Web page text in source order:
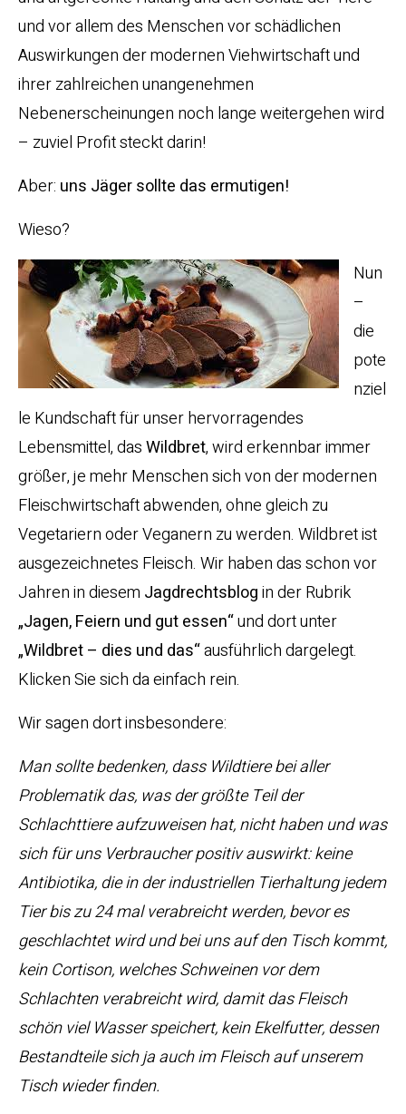
und vor allem des Menschen vor schädlichen
Auswirkungen der modernen Viehwirtschaft und
ihrer zahlreichen unangenehmen
Nebenerscheinungen noch lange weitergehen wird
– zuviel Profit steckt darin!
Aber: uns Jäger sollte das ermutigen!
Wieso?
Nun
–
die
pote
nziel
le Kundschaft für unser hervorragendes
Lebensmittel, dasWildbret, wird erkennbar immer
größer, je mehr Menschen sich von der modernen
Fleischwirtschaft abwenden, ohne gleich zu
Vegetariern oder Veganern zu werden. Wildbret ist
ausgezeichnetes Fleisch. Wir haben das schon vor
Jahren in diesem Jagdrechtsblogin der Rubrik
„Jagen, Feiern und gut essen“und dort unter
„Wildbret – dies und das“ausführlich dargelegt.
Klicken Sie sich da einfach rein.
Wir sagen dort insbesondere:
Man sollte bedenken, dass Wildtiere bei aller
Problematik das, was der größte Teil der
Schlachttiere aufzuweisen hat, nicht haben und was
sich für uns Verbraucher positiv auswirkt: keine
Antibiotika, die in der industriellen Tierhaltung jedem
Tier bis zu 24 mal verabreicht werden, bevor es
geschlachtet wird und bei uns auf den Tisch kommt,
kein Cortison, welches Schweinen vor dem
Schlachten verabreicht wird, damit das Fleisch
schön viel Wasser speichert, kein Ekelfutter, dessen
Bestandteile sich ja auch im Fleisch auf unserem
Tisch wieder finden.